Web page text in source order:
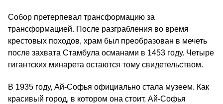
Собор претерпевал трансформацию за
трансформацией. После разграбления во время
крестовых походов, храм был преобразован в мечеть
после захвата Стамбула османами в 1453 году. Четыре
гигантских минарета остаются тому свидетельством.
В 1935 году, Ай-Софья официально стала музеем. Как
красивый город, в котором она стоит, Ай-Софья